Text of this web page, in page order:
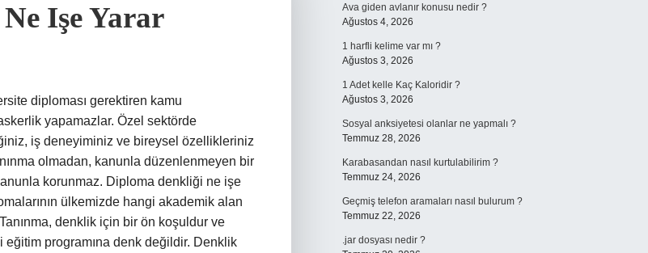
Işe Yarar
diploması gerektiren kamu
yapamazlar. Özel sektörde
iş deneyiminiz ve bireysel özellikleriniz
olmadan, kanunla düzenlenmeyen bir
korunmaz. Diploma denkliği ne işe
ülkemizde hangi akademik alan
denklik için bir ön koşuldur ve
eğitim programına denk değildir. Denklik
Ava giden avlanır konusu nedir ?
Ağustos 4, 2026
1 harfli kelime var mı ?
Ağustos 3, 2026
1 Adet kelle Kaç Kaloridir ?
Ağustos 3, 2026
Sosyal anksiyetesi olanlar ne yapmalı ?
Temmuz 28, 2026
Karabasandan nasıl kurtulabilirim ?
Temmuz 24, 2026
Geçmiş telefon aramaları nasıl bulurum ?
Temmuz 22, 2026
.jar dosyası nedir ?